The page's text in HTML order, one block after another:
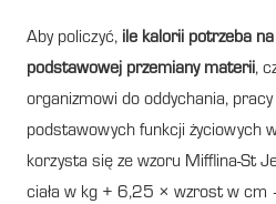
Aby policzyć, ile kalorii potrzeba
podstawowej przemiany materii,
organizmowi do oddychania,
podstawowych funkcji życiowych
korzysta się ze wzoru Mifflina-St
ciała w kg + 6,25 × wzrost w